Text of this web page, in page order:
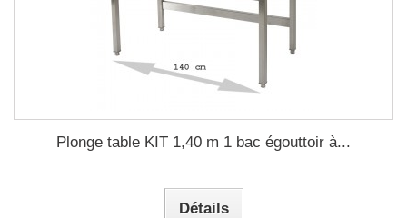
Plonge table KIT 1,40 m 1 bac égouttoir à...
Détails